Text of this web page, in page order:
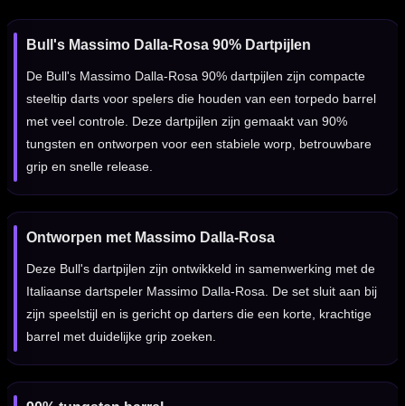
Bull's Massimo Dalla-Rosa 90% Dartpijlen
De Bull's Massimo Dalla-Rosa 90% dartpijlen zijn compacte
steeltip darts voor spelers die houden van een torpedo barrel
met veel controle. Deze dartpijlen zijn gemaakt van 90%
tungsten en ontworpen voor een stabiele worp, betrouwbare
grip en snelle release.
Ontworpen met Massimo Dalla-Rosa
Deze Bull's dartpijlen zijn ontwikkeld in samenwerking met de
Italiaanse dartspeler Massimo Dalla-Rosa. De set sluit aan bij
zijn speelstijl en is gericht op darters die een korte, krachtige
barrel met duidelijke grip zoeken.